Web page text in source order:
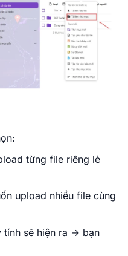
từng file riêng lẻ
upload nhiều file cùng
tính sẽ hiện ra → bạn